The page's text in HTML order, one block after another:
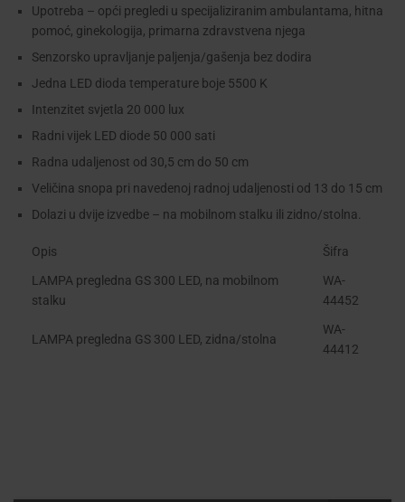
Upotreba – opći pregledi u specijaliziranim ambulantama, hitna
pomoć, ginekologija, primarna zdravstvena njega
Senzorsko upravljanje paljenja/gašenja bez dodira
Jedna LED dioda temperature boje 5500 K
Intenzitet svjetla 20 000 lux
Radni vijek LED diode 50 000 sati
Radna udaljenost od 30,5 cm do 50 cm
Veličina snopa pri navedenoj radnoj udaljenosti od 13 do 15 cm
Dolazi u dvije izvedbe – na mobilnom stalku ili zidno/stolna.
Opis
Šifra
LAMPA pregledna GS 300 LED, na mobilnom
stalku
WA-
44452
LAMPA pregledna GS 300 LED, zidna/stolna
WA-
44412